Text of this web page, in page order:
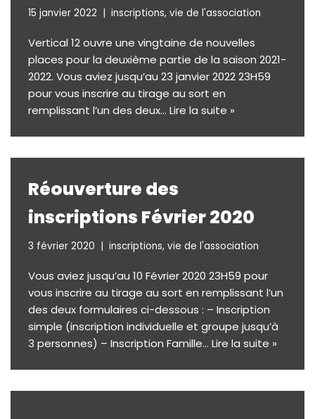
15 janvier 2022 inscriptions, vie de l'association
Vertical 12 ouvre une vingtaine de nouvelles
places pour la deuxième partie de la saison 2021-
2022. Vous aviez jusqu’au 23 janvier 2022 23H59
pour vous inscrire au tirage au sort en
remplissant l’un des deux… Lire la suite »
Réouverture des
inscriptions Février 2020
3 février 2020 inscriptions, vie de l'association
Vous aviez jusqu’au 10 Février 2020 23H59 pour
vous inscrire au tirage au sort en remplissant l’un
des deux formulaires ci-dessous : – Inscription
simple (inscription individuelle et groupe jusqu’à
3 personnes) – Inscription Famille… Lire la suite »